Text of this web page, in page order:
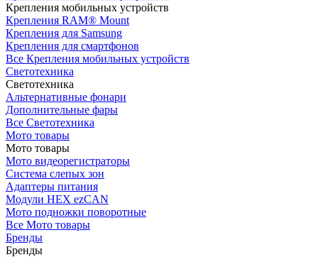
Крепления мобильных устройств
Крепления RAM® Mount
Крепления для Samsung
Крепления для смартфонов
Все Крепления мобильных устройств
Светотехника
Светотехника
Альтернативные фонари
Дополнительные фары
Все Светотехника
Мото товары
Мото товары
Мото видеорегистраторы
Система слепых зон
Адаптеры питания
Модули HEX ezCAN
Мото подножки поворотные
Все Мото товары
Бренды
Бренды